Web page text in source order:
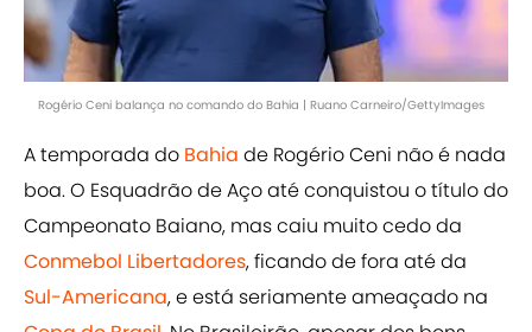
Rogério Ceni balança no comando do Bahia | Ruano Carneiro/GettyImages
A temporada do Bahia de Rogério Ceni não é nada
boa. O Esquadrão de Aço até conquistou o título do
Campeonato Baiano, mas caiu muito cedo da
Conmebol Libertadores, ficando de fora até da
Sul-Americana, e está seriamente ameaçado na